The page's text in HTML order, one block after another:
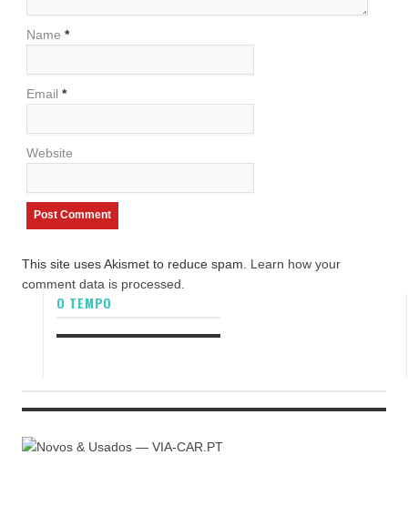
Name *
Email *
Website
This site uses Akismet to reduce spam. Learn how your
comment data is processed.
O TEMPO